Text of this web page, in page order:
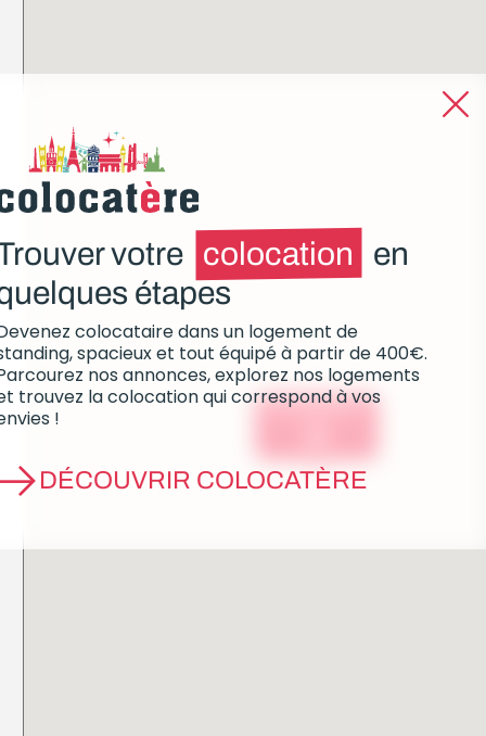
votre colocation
en
étapes
colocataire dans un logement de
spacieux et tout équipé à partir de 400€.
nos annonces, explorez nos logements
trouvez la colocation qui correspond à vos
!
DÉCOUVRIR COLOCATÈRE
Colocations :